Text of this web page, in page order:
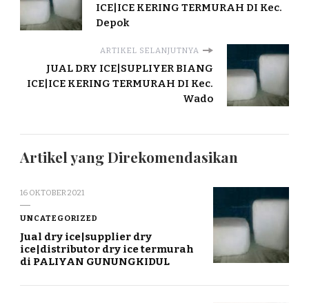
ICE|ICE KERING TERMURAH DI Kec.
Depok
ARTIKEL SELANJUTNYA
JUAL DRY ICE|SUPLIYER BIANG
ICE|ICE KERING TERMURAH DI Kec.
Wado
Artikel yang Direkomendasikan
16 OKTOBER 2021
UNCATEGORIZED
Jual dry ice|supplier dry
ice|distributor dry ice termurah
di PALIYAN GUNUNGKIDUL